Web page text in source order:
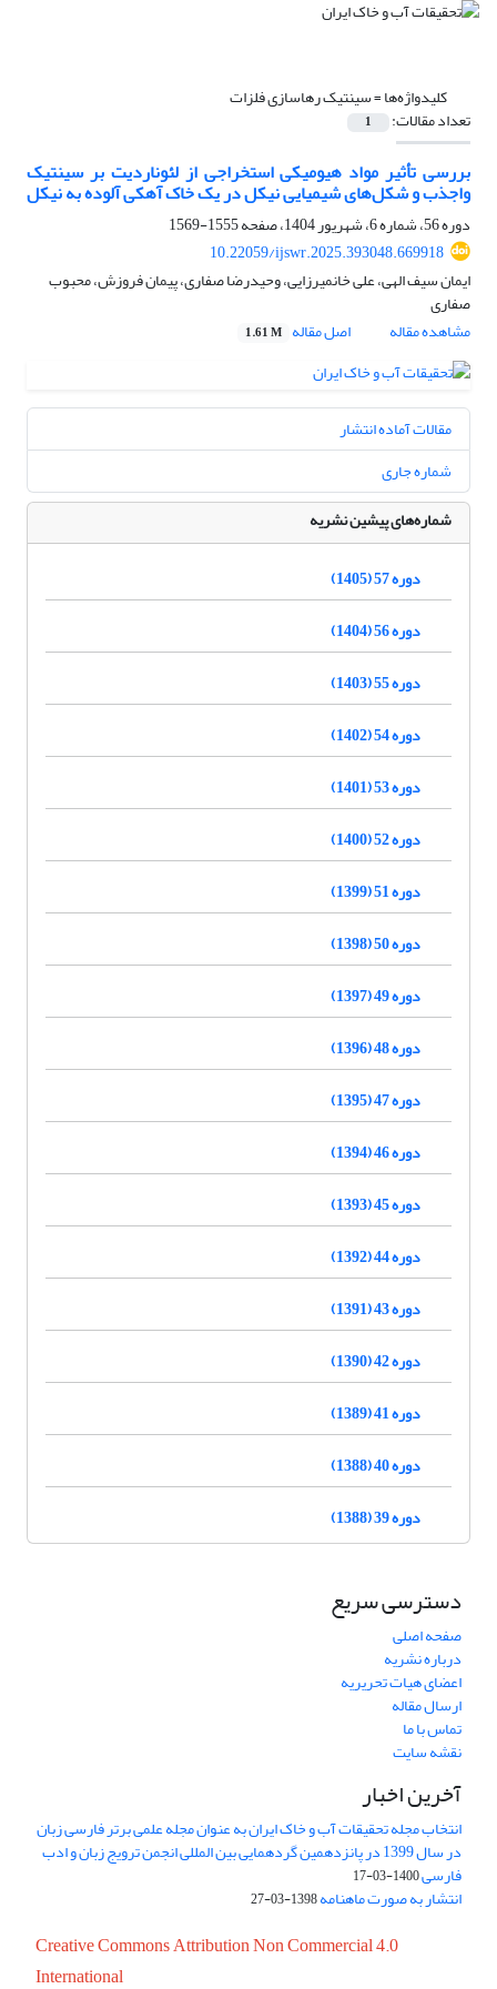
کلیدواژه‌ها =سینتیک رهاسازی فلزات
تعداد مقالات: 1
بررسی تأثیر مواد هیومیکی استخراجی از لئوناردیت بر سینتیک
واجذب و شکل‌های شیمیایی نیکل در یک خاک آهکی آلوده به نیکل
دوره 56، شماره 6، شهریور 1404، صفحه
1555-1569
10.22059/ijswr.2025.393048.669918
ایمان سیف الهی، علی خانمیرزایی، وحیدرضا صفاری، پیمان فروزش، محبوب
صفاری
مشاهده مقاله
اصل مقاله 1.61 M
مقالات آماده انتشار
شماره جاری
شماره‌های پیشین نشریه
دوره 57 (1405)
دوره 56 (1404)
دوره 55 (1403)
دوره 54 (1402)
دوره 53 (1401)
دوره 52 (1400)
دوره 51 (1399)
دوره 50 (1398)
دوره 49 (1397)
دوره 48 (1396)
دوره 47 (1395)
دوره 46 (1394)
دوره 45 (1393)
دوره 44 (1392)
دوره 43 (1391)
دوره 42 (1390)
دوره 41 (1389)
دوره 40 (1388)
دوره 39 (1388)
دسترسی سریع
صفحه اصلی
درباره نشریه
اعضای هیات تحریریه
ارسال مقاله
تماس با ما
نقشه سایت
آخرین اخبار
انتخاب مجله تحقیقات آب و خاک ایران به عنوان مجله علمی برتر فارسی زبان
در سال 1399 در پانزدهمین گردهمایی بین المللی انجمن ترویج زبان و ادب
فارسی1400-03-17
انتشار به صورت ماهنامه1398-03-27
Creative Commons Attribution Non Commercial 4.0
International